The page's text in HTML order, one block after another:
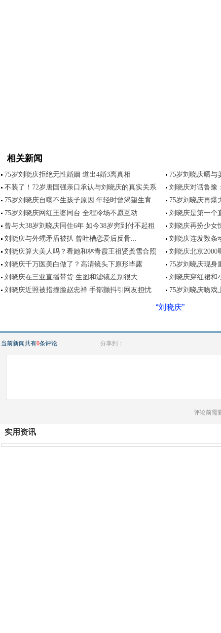
相关新闻
75岁刘晓庆拒绝无性婚姻 道出4婚3离真相
75岁刘晓庆晒与
不装了！72岁唐国强亲口承认与刘晓庆的真实关系
刘晓庆对话鲁豫
75岁刘晓庆自曝不生孩子原因 年轻时曾渴望生育
75岁刘晓庆再爆
75岁刘晓庆网红王婆同台 全程冷场不愿互动
刘晓庆是第一个
曾与大38岁刘晓庆同住6年 如今38岁穷到付不起租
刘晓庆再扮少女
刘晓庆与外甥矛盾被扒 曾吐槽恋爱后反骨...
刘晓庆连发数条
刘晓庆算大美人吗？看她和林青霞王祖贤龚雪合照
刘晓庆北京2000
刘晓庆千万医美白做了？高清镜头下原形毕露
75岁刘晓庆现身
刘晓庆在三亚直播带货 生图和滤镜差别很大
刘晓庆穿红裙和
刘晓庆近照被指撞脸赵忠祥 手部颤抖引网友担忧
75岁刘晓庆吻戏
“刘晓庆”
当前新闻共有0条评论 分享到：
评论前需
实用资讯